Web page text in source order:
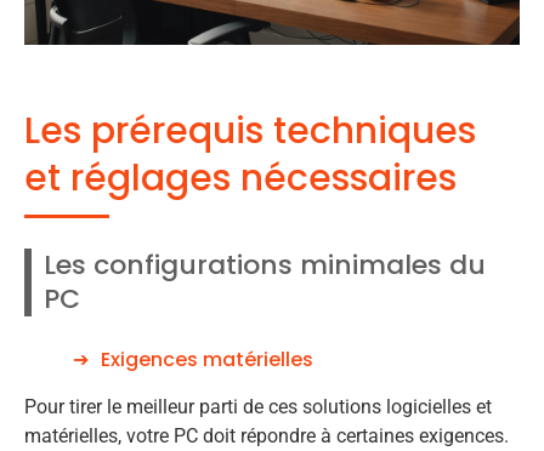
Les prérequis techniques
et réglages nécessaires
Les configurations minimales du
PC
Exigences matérielles
Pour tirer le meilleur parti de ces solutions logicielles et
matérielles, votre PC doit répondre à certaines exigences.